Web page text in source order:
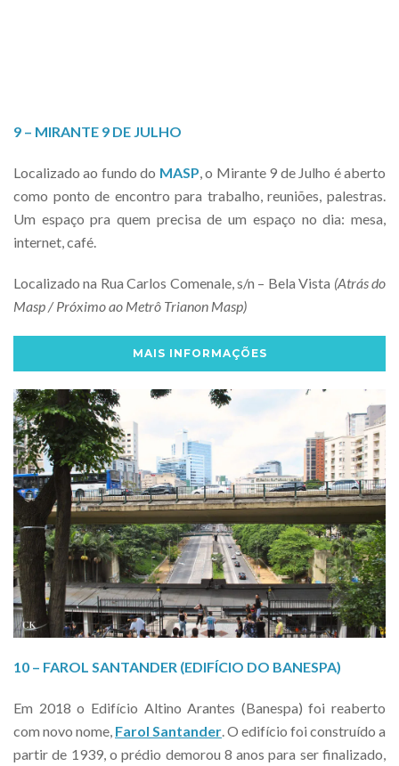
9 – MIRANTE 9 DE JULHO
Localizado ao fundo do MASP, o Mirante 9 de Julho é aberto
como ponto de encontro para trabalho, reuniões, palestras.
Um espaço pra quem precisa de um espaço no dia: mesa,
internet, café.
Localizado na Rua Carlos Comenale, s/n – Bela Vista (Atrás do
Masp / Próximo ao Metrô Trianon Masp)
MAIS INFORMAÇÕES
10 – FAROL SANTANDER (EDIFÍCIO DO BANESPA)
Em 2018 o Edifício Altino Arantes (Banespa) foi reaberto
com novo nome, Farol Santander. O edifício foi construído a
partir de 1939, o prédio demorou 8 anos para ser finalizado,